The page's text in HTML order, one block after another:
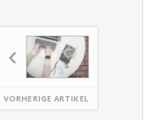
VORHERIGE ARTIKEL